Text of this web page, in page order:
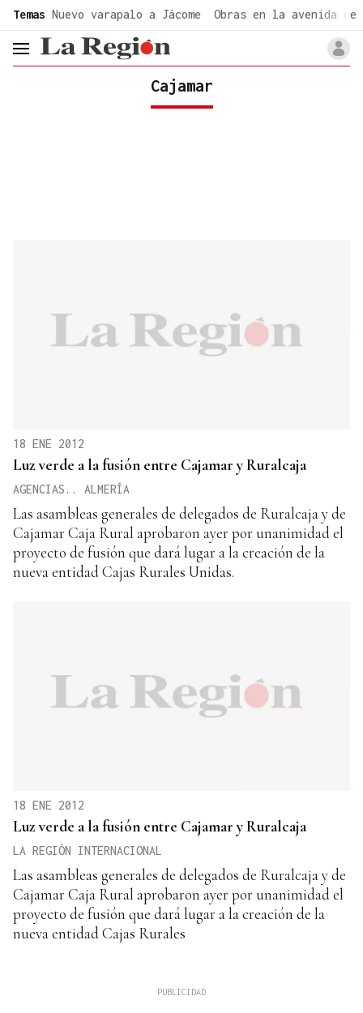
Temas Nuevo varapalo a Jácome Obras en la avenida de
header.menu.open
Cajamar
18 ENE 2012
Luz verde a la fusión entre Cajamar y Ruralcaja
AGENCIAS.. ALMERÍA
Las asambleas generales de delegados de Ruralcaja y de
Cajamar Caja Rural aprobaron ayer por unanimidad el
proyecto de fusión que dará lugar a la creación de la
nueva entidad Cajas Rurales Unidas.
18 ENE 2012
Luz verde a la fusión entre Cajamar y Ruralcaja
LA REGIÓN INTERNACIONAL
Las asambleas generales de delegados de Ruralcaja y de
Cajamar Caja Rural aprobaron ayer por unanimidad el
proyecto de fusión que dará lugar a la creación de la
nueva entidad Cajas Rurales